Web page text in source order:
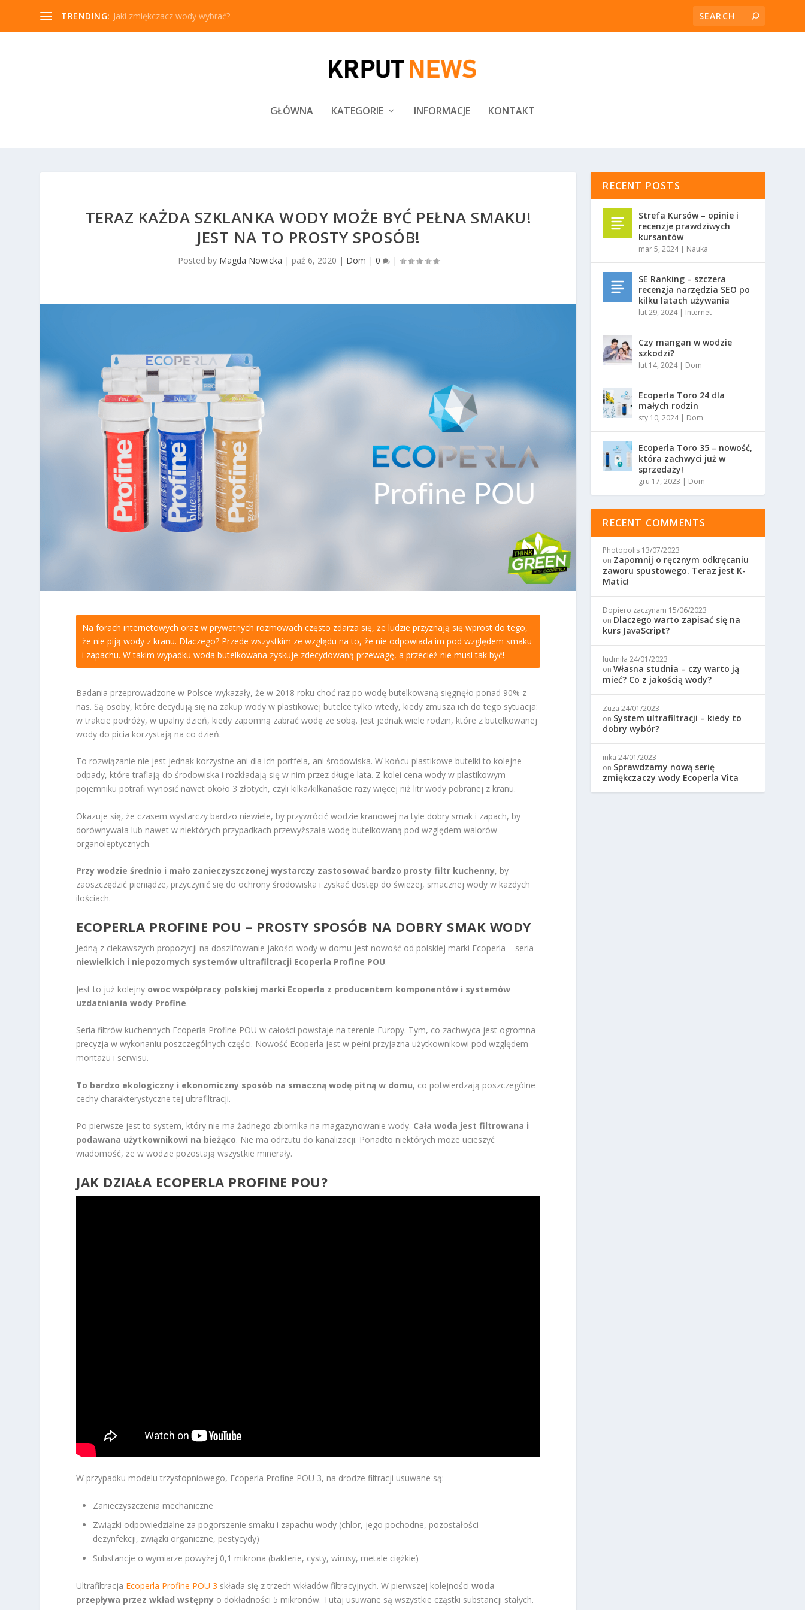
TRENDING: Jaki zmiękczacz wody wybrać?
GŁÓWNA KATEGORIE INFORMACJE KONTAKT
TERAZ KAŻDA SZKLANKA WODY MOŻE BYĆ PEŁNA SMAKU!
JEST NA TO PROSTY SPOSÓB!
Posted by Magda Nowicka | paź 6, 2020 | Dom | 0 |
Na forach internetowych oraz w prywatnych rozmowach często zdarza się, że ludzie przyznają się wprost do tego,
że nie piją wody z kranu. Dlaczego? Przede wszystkim ze względu na to, że nie odpowiada im pod względem smaku
i zapachu. W takim wypadku woda butelkowana zyskuje zdecydowaną przewagę, a przecież nie musi tak być!
Badania przeprowadzone w Polsce wykazały, że w 2018 roku choć raz po wodę butelkowaną sięgnęło ponad 90% z
nas. Są osoby, które decydują się na zakup wody w plastikowej butelce tylko wtedy, kiedy zmusza ich do tego sytuacja:
w trakcie podróży, w upalny dzień, kiedy zapomną zabrać wodę ze sobą. Jest jednak wiele rodzin, które z butelkowanej
wody do picia korzystają na co dzień.
To rozwiązanie nie jest jednak korzystne ani dla ich portfela, ani środowiska. W końcu plastikowe butelki to kolejne
odpady, które trafiają do środowiska i rozkładają się w nim przez długie lata. Z kolei cena wody w plastikowym
pojemniku potrafi wynosić nawet około 3 złotych, czyli kilka/kilkanaście razy więcej niż litr wody pobranej z kranu.
Okazuje się, że czasem wystarczy bardzo niewiele, by przywrócić wodzie kranowej na tyle dobry smak i zapach, by
dorównywała lub nawet w niektórych przypadkach przewyższała wodę butelkowaną pod względem walorów
organoleptycznych.
Przy wodzie średnio i mało zanieczyszczonej wystarczy zastosować bardzo prosty filtr kuchenny, by
zaoszczędzić pieniądze, przyczynić się do ochrony środowiska i zyskać dostęp do świeżej, smacznej wody w każdych
ilościach.
ECOPERLA PROFINE POU – PROSTY SPOSÓB NA DOBRY SMAK WODY
Jedną z ciekawszych propozycji na doszlifowanie jakości wody w domu jest nowość od polskiej marki Ecoperla – seria
niewielkich i niepozornych systemów ultrafiltracji Ecoperla Profine POU.
Jest to już kolejny owoc współpracy polskiej marki Ecoperla z producentem komponentów i systemów
uzdatniania wody Profine.
Seria filtrów kuchennych Ecoperla Profine POU w całości powstaje na terenie Europy. Tym, co zachwyca jest ogromna
precyzja w wykonaniu poszczególnych części. Nowość Ecoperla jest w pełni przyjazna użytkownikowi pod względem
montażu i serwisu.
To bardzo ekologiczny i ekonomiczny sposób na smaczną wodę pitną w domu, co potwierdzają poszczególne
cechy charakterystyczne tej ultrafiltracji.
Po pierwsze jest to system, który nie ma żadnego zbiornika na magazynowanie wody. Cała woda jest filtrowana i
podawana użytkownikowi na bieżąco. Nie ma odrzutu do kanalizacji. Ponadto niektórych może ucieszyć
wiadomość, że w wodzie pozostają wszystkie minerały.
JAK DZIAŁA ECOPERLA PROFINE POU?
W przypadku modelu trzystopniowego, Ecoperla Profine POU 3, na drodze filtracji usuwane są:
Zanieczyszczenia mechaniczne
Związki odpowiedzialne za pogorszenie smaku i zapachu wody (chlor, jego pochodne, pozostałości
dezynfekcji, związki organiczne, pestycydy)
Substancje o wymiarze powyżej 0,1 mikrona (bakterie, cysty, wirusy, metale ciężkie)
Ultrafiltracja Ecoperla Profine POU 3 składa się z trzech wkładów filtracyjnych. W pierwszej kolejnościwoda
przepływa przez wkład wstępny o dokładności 5 mikronów. Tutaj usuwane są wszystkie cząstki substancji stałych.
RECENT POSTS
Strefa Kursów – opinie i
recenzje prawdziwych
kursantów
mar 5, 2024| Nauka
SE Ranking – szczera
recenzja narzędzia SEO po
kilku latach używania
lut 29, 2024| Internet
Czy mangan w wodzie
szkodzi?
lut 14, 2024| Dom
Ecoperla Toro 24 dla
małych rodzin
sty 10, 2024| Dom
Ecoperla Toro 35 – nowość,
która zachwyci już w
sprzedaży!
gru 17, 2023 | Dom
RECENT COMMENTS
Photopolis 13/07/2023
on Zapomnij o ręcznym odkręcaniu
zaworu spustowego. Teraz jest K-
Matic!
Dopiero zaczynam 15/06/2023
on Dlaczego warto zapisać się na
kurs JavaScript?
ludmiła 24/01/2023
onWłasna studnia – czy warto ją
mieć? Co z jakością wody?
Zuza 24/01/2023
on System ultrafiltracji – kiedy to
dobry wybór?
inka 24/01/2023
on Sprawdzamy nową serię
zmiękczaczy wody Ecoperla Vita